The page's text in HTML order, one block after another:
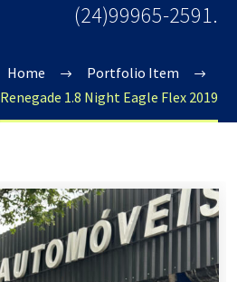
(24)99965-2591.
Home
Portfolio Item
Renegade 1.8 Night Eagle Flex 2019